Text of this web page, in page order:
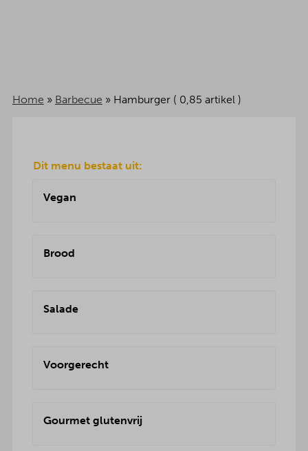
Home » Barbecue » Hamburger ( 0,85 artikel )
Dit menu bestaat uit:
Vegan
Brood
Salade
Voorgerecht
Gourmet glutenvrij